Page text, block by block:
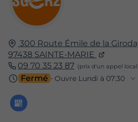
300 Route Émile de la
97438 SAINTE-MARIE
09 70 35 23 87
Fermé ⋅ Ouvre Lundi à 07:30